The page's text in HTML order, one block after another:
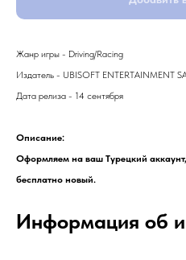
Жанр игры - Driving/Racing
Издатель - UBISOFT ENTERTAINMENT
Дата релиза - 14 сентября
Описание:
Оформляем на ваш Турецкий
бесплатно новый.
Информация об